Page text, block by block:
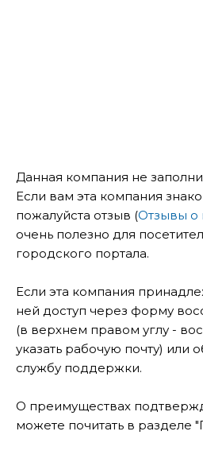
Данная компания не
Если вам эта компания
пожалуйста отзыв (Отзывы о
очень полезно для
городского портала.
Если эта компания
ней доступ через форму
(в верхнем правом углу -
указать рабочую почту) или
службу поддержки.
О преимуществах
можете почитать в разделе